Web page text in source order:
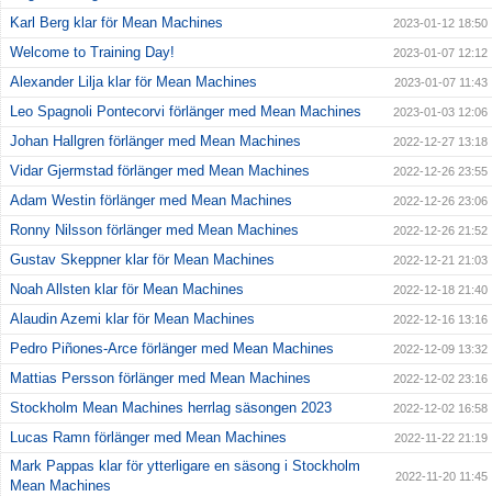
Karl Berg klar för Mean Machines 2023-01-12 18:50
Welcome to Training Day! 2023-01-07 12:12
Alexander Lilja klar för Mean Machines 2023-01-07 11:43
Leo Spagnoli Pontecorvi förlänger med Mean Machines 2023-01-03 12:06
Johan Hallgren förlänger med Mean Machines 2022-12-27 13:18
Vidar Gjermstad förlänger med Mean Machines 2022-12-26 23:55
Adam Westin förlänger med Mean Machines 2022-12-26 23:06
Ronny Nilsson förlänger med Mean Machines 2022-12-26 21:52
Gustav Skeppner klar för Mean Machines 2022-12-21 21:03
Noah Allsten klar för Mean Machines 2022-12-18 21:40
Alaudin Azemi klar för Mean Machines 2022-12-16 13:16
Pedro Piñones-Arce förlänger med Mean Machines 2022-12-09 13:32
Mattias Persson förlänger med Mean Machines 2022-12-02 23:16
Stockholm Mean Machines herrlag säsongen 2023 2022-12-02 16:58
Lucas Ramn förlänger med Mean Machines 2022-11-22 21:19
Mark Pappas klar för ytterligare en säsong i Stockholm
Mean Machines
2022-11-20 11:45